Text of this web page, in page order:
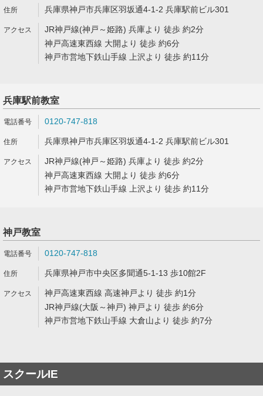
兵庫県神戸市兵庫区羽坂通4-1-2 兵庫駅前ビル301
JR神戸線(神戸～姫路) 兵庫より 徒歩 約2分
神戸高速東西線 大開より 徒歩 約6分
神戸市営地下鉄山手線 上沢より 徒歩 約11分
兵庫駅前教室
0120-747-818
兵庫県神戸市兵庫区羽坂通4-1-2 兵庫駅前ビル301
JR神戸線(神戸～姫路) 兵庫より 徒歩 約2分
神戸高速東西線 大開より 徒歩 約6分
神戸市営地下鉄山手線 上沢より 徒歩 約11分
神戸教室
0120-747-818
兵庫県神戸市中央区多聞通5-1-13 歩10館2F
神戸高速東西線 高速神戸より 徒歩 約1分
JR神戸線(大阪～神戸) 神戸より 徒歩 約6分
神戸市営地下鉄山手線 大倉山より 徒歩 約7分
スクールIE